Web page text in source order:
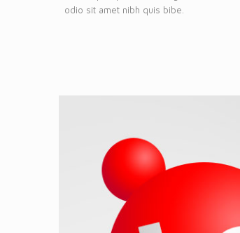
odio sit amet nibh quis bibe.